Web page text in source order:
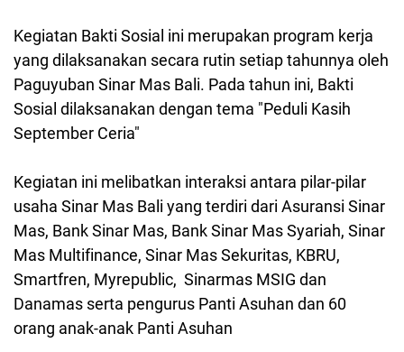
Kegiatan Bakti Sosial ini merupakan program kerja
yang dilaksanakan secara rutin setiap tahunnya oleh
Paguyuban Sinar Mas Bali. Pada tahun ini, Bakti
Sosial dilaksanakan dengan tema "Peduli Kasih
September Ceria"
Kegiatan ini melibatkan interaksi antara pilar-pilar
usaha Sinar Mas Bali yang terdiri dari Asuransi Sinar
Mas, Bank Sinar Mas, Bank Sinar Mas Syariah, Sinar
Mas Multifinance, Sinar Mas Sekuritas, KBRU,
Smartfren, Myrepublic, Sinarmas MSIG dan
Danamas serta pengurus Panti Asuhan dan 60
orang anak-anak Panti Asuhan